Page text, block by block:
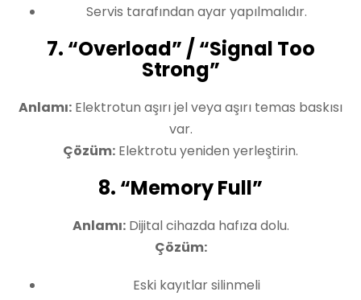
Servis tarafından ayar yapılmalıdır.
7. “Overload” / “Signal Too
Strong”
Anlamı: Elektrotun aşırı jel veya aşırı temas baskısı
var.
Çözüm: Elektrotu yeniden yerleştirin.
8. “Memory Full”
Anlamı:Dijital cihazda hafıza dolu.
Çözüm:
Eski kayıtlar silinmeli